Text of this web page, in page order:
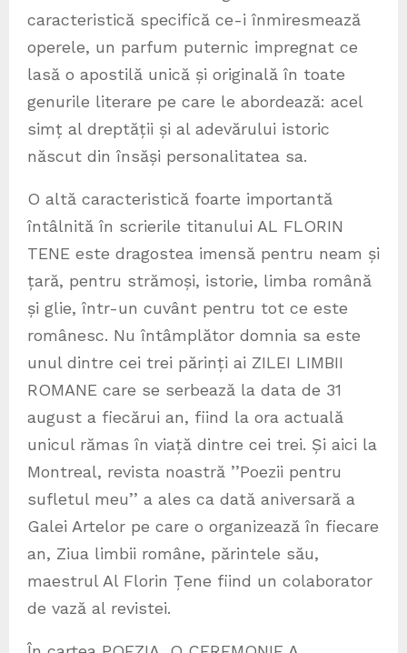
caracteristică specifică ce-i înmiresmează
operele, un parfum puternic impregnat ce
lasă o apostilă unică și originală în toate
genurile literare pe care le abordează: acel
simț al dreptății și al adevărului istoric
născut din însăși personalitatea sa.
O altă caracteristică foarte importantă
întâlnită în scrierile titanului AL FLORIN
TENE este dragostea imensă pentru neam și
țară, pentru strămoși, istorie, limba română
și glie, într-un cuvânt pentru tot ce este
românesc. Nu întâmplător domnia sa este
unul dintre cei trei părinți ai ZILEI LIMBII
ROMANE care se serbează la data de 31
august a fiecărui an, fiind la ora actuală
unicul rămas în viață dintre cei trei. Și aici la
Montreal, revista noastră ’’Poezii pentru
sufletul meu’’ a ales ca dată aniversară a
Galei Artelor pe care o organizează în fiecare
an, Ziua limbii române, părintele său,
maestrul Al Florin Țene fiind un colaborator
de vază al revistei.